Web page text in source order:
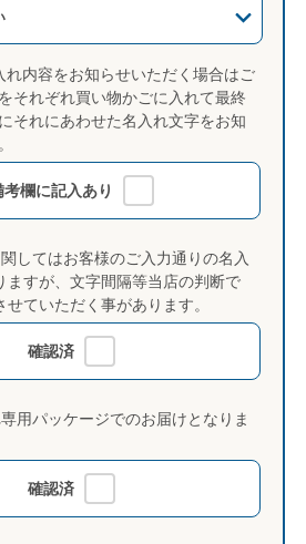
れ内容をお知らせいただく場合はご
それぞれ買い物かごに入れて最終
それにあわせた名入れ文字をお知
考欄に記入あり
してはお客様のご入力通りの名入
ますが、文字間隔等当店の判断で
せていただく事があります。
確認済
用パッケージでのお届けとなりま
確認済